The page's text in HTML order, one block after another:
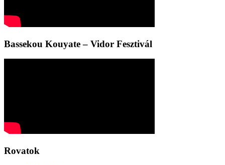
Bassekou Kouyate – Vidor Fesztivál
Rovatok